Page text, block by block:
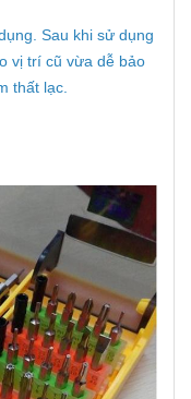
Sau khi sử dụng
vị trí cũ vừa dễ bảo
thất lạc.